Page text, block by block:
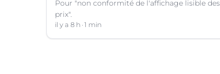
Pour "non conformité de l'affichage lisible des
prix".
il y a 8 h 1 min